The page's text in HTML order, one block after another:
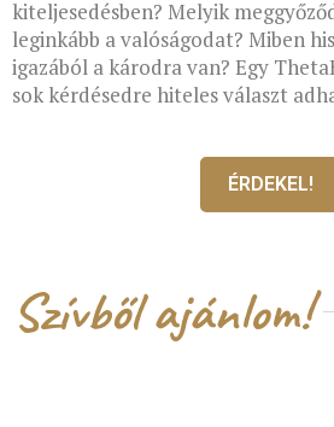
kiteljesedésben? Melyik
leginkább a valóságodat? Miben
igazából a károdra van? Egy
sok kérdésedre hiteles választ
ÉRDEKEL!
Szívből ajánlom!